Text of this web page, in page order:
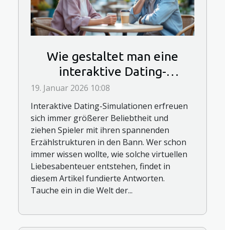
Wie gestaltet man eine
interaktive Dating-
Simulation?
19. Januar 2026 10:08
Interaktive Dating-Simulationen erfreuen
sich immer größerer Beliebtheit und
ziehen Spieler mit ihren spannenden
Erzählstrukturen in den Bann. Wer schon
immer wissen wollte, wie solche virtuellen
Liebesabenteuer entstehen, findet in
diesem Artikel fundierte Antworten.
Tauche ein in die Welt der...